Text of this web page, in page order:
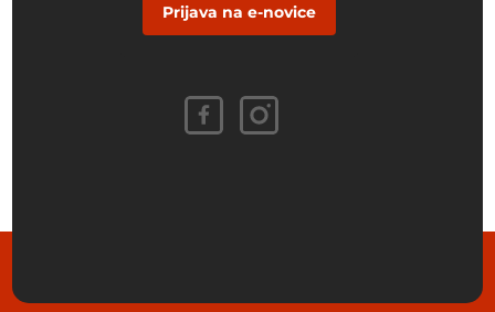
Prijava na e-novice